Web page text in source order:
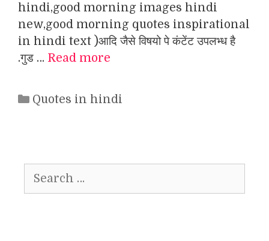
hindi,good morning images hindi
new,good morning quotes inspirational
in hindi text )आदि जैसे विषयो पे कंटेंट उपलभ्ध है
.गुड … Read more
Categories
Quotes in hindi
for: